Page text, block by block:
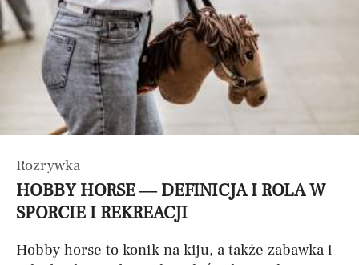
Rozrywka
HOBBY HORSE — DEFINICJA I ROLA W
SPORCIE I REKREACJI
Hobby horse to konik na kiju, a także zabawka i